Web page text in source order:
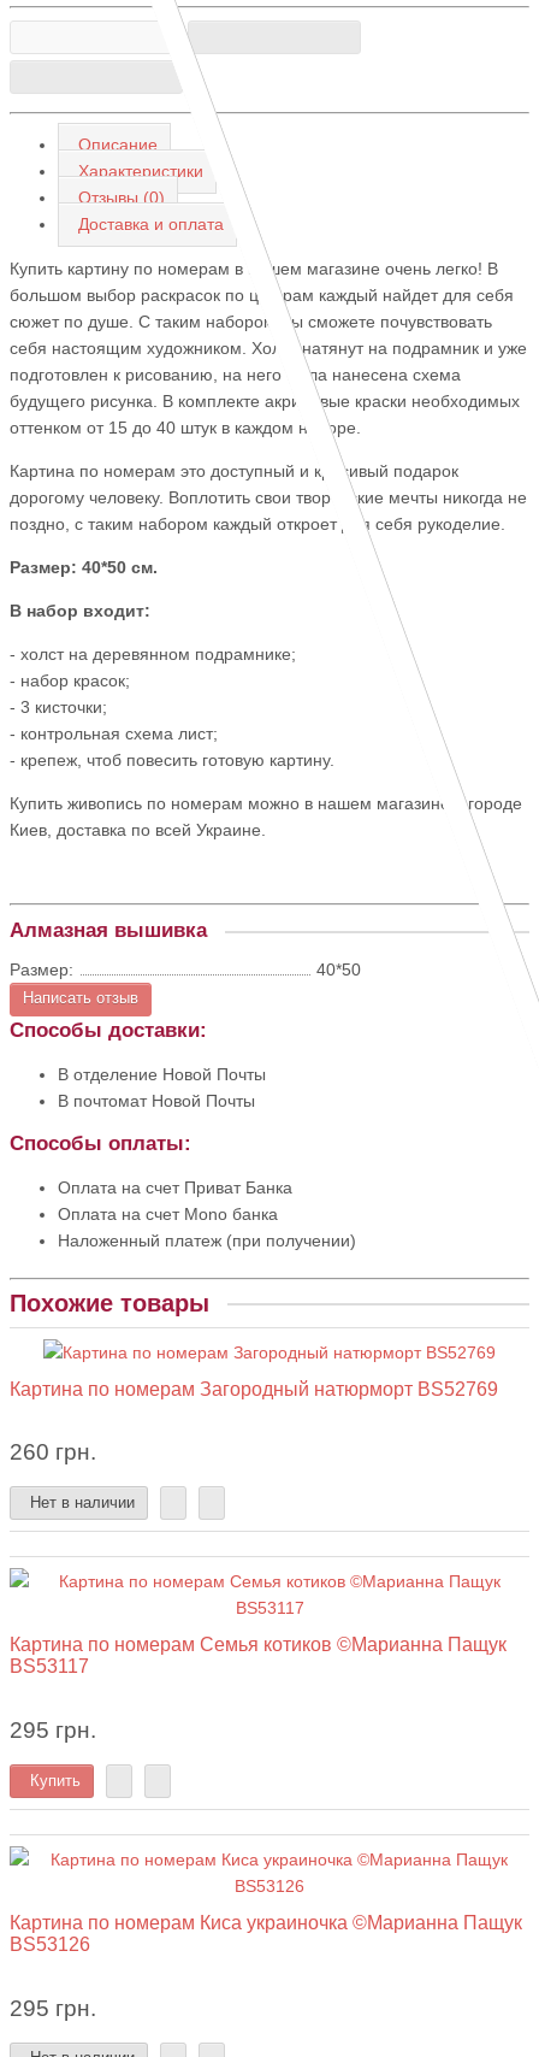
Описание
Характеристики
Отзывы (0)
Доставка и оплата
Купить картину по номерам в нашем магазине очень легко! В
большом выбор раскрасок по цифрам каждый найдет для себя
сюжет по душе. С таким набором Вы сможете почувствовать
себя настоящим художником. Холст натянут на подрамник и уже
подготовлен к рисованию, на него была нанесена схема
будущего рисунка. В комплекте акриловые краски необходимых
оттенком от 15 до 40 штук в каждом наборе.
Картина по номерам это доступный и красивый подарок
дорогому человеку. Воплотить свои творческие мечты никогда не
поздно, с таким набором каждый откроет для себя рукоделие.
Размер: 40*50 см.
В набор входит:
- холст на деревянном подрамнике;
- набор красок;
- 3 кисточки;
- контрольная схема лист;
- крепеж, чтоб повесить готовую картину.
Купить живопись по номерам можно в нашем магазине в городе
Киев, доставка по всей Украине.
Алмазная вышивка
Размер: 40*50
Написать отзыв
Способы доставки:
В отделение Новой Почты
В почтомат Новой Почты
Способы оплаты:
Оплата на счет Приват Банка
Оплата на счет Mono банка
Наложенный платеж (при получении)
Похожие товары
Картина по номерам Загородный натюрморт BS52769
260 грн.
Нет в наличии
Картина по номерам Семья котиков ©Марианна Пащук
BS53117
295 грн.
Купить
Картина по номерам Киса украиночка ©Марианна Пащук
BS53126
295 грн.